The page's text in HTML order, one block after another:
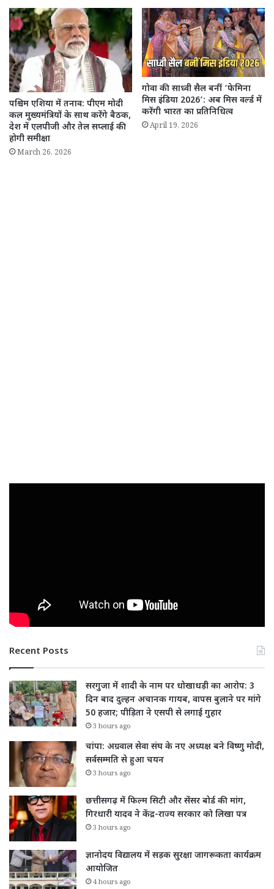
पश्चिम एशिया में तनाव: पीएम मोदी
कल मुख्यमंत्रियों के साथ करेंगे बैठक,
देश में एलपीजी और तेल सप्लाई की
होगी समीक्षा
March 26, 2026
गोवा की साध्वी सैल बनीं ‘फेमिना
मिस इंडिया 2026’: अब मिस वर्ल्ड में
करेंगी भारत का प्रतिनिधित्व
April 19, 2026
Recent Posts
सरगुजा में शादी के नाम पर धोखाधड़ी का आरोप: 3
दिन बाद दुल्हन अचानक गायब, वापस बुलाने पर मांगे
50 हजार; पीड़िता ने एसपी से लगाई गुहार
3 hours ago
चांपा: अग्रवाल सेवा संघ के नए अध्यक्ष बने विष्णु मोदी,
सर्वसम्मति से हुआ चयन
3 hours ago
छत्तीसगढ़ में फिल्म सिटी और सेंसर बोर्ड की मांग,
गिरधारी यादव ने केंद्र-राज्य सरकार को लिखा पत्र
3 hours ago
ज्ञानोदय विद्यालय में सड़क सुरक्षा जागरूकता कार्यक्रम
आयोजित
4 hours ago